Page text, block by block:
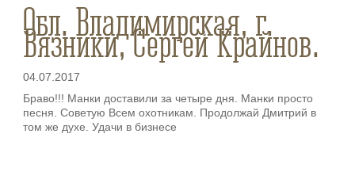
Обл. Владимирская, г.
Вязники, Сергей Крайнов.
04.07.2017
Браво!!! Манки доставили за четыре дня. Манки просто
песня. Советую Всем охотникам. Продолжай Дмитрий в
том же духе. Удачи в бизнесе